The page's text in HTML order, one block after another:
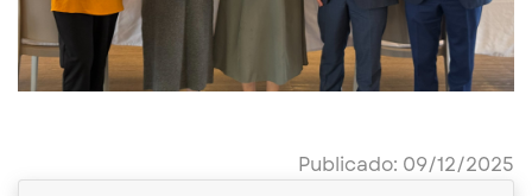
Publicado: 09/12/2025